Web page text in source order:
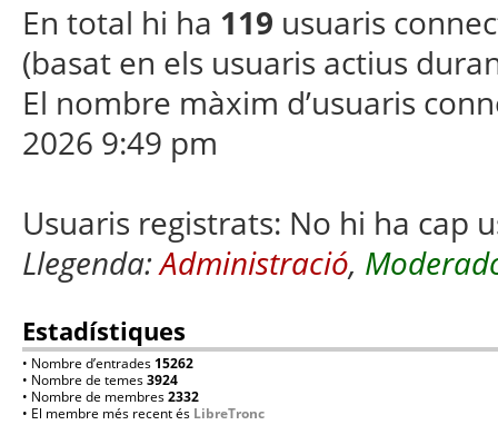
En total hi ha 119 usuaris
(basat en els usuaris actius
El nombre màxim d’usuaris
2026 9:49 pm
Usuaris registrats: No hi ha cap
Llegenda:Administració,
Estadístiques
• Nombre d’entrades 15262
• Nombre de temes3924
• Nombre de membres2332
• El membre més recent és LibreTronc